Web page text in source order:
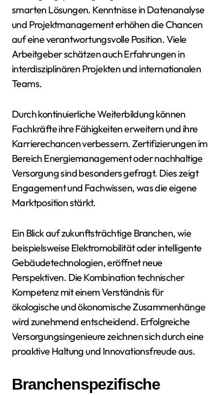
smarten Lösungen. Kenntnisse in Datenanalyse
und Projektmanagement erhöhen die Chancen
auf eine verantwortungsvolle Position. Viele
Arbeitgeber schätzen auch Erfahrungen in
interdisziplinären Projekten und internationalen
Teams.
Durch kontinuierliche Weiterbildung können
Fachkräfte ihre Fähigkeiten erweitern und ihre
Karrierechancen verbessern. Zertifizierungen im
Bereich Energiemanagement oder nachhaltige
Versorgung sind besonders gefragt. Dies zeigt
Engagement und Fachwissen, was die eigene
Marktposition stärkt.
Ein Blick auf zukunftsträchtige Branchen, wie
beispielsweise Elektromobilität oder intelligente
Gebäudetechnologien, eröffnet neue
Perspektiven. Die Kombination technischer
Kompetenz mit einem Verständnis für
ökologische und ökonomische Zusammenhänge
wird zunehmend entscheidend. Erfolgreiche
Versorgungsingenieure zeichnen sich durch eine
proaktive Haltung und Innovationsfreude aus.
Branchenspezifische